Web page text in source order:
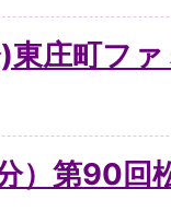
庄町フ
）第90回